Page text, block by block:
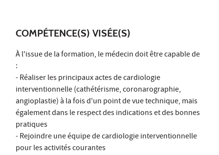
COMPÉTENCE(S) VISÉE(S)
À l'issue de la formation, le médecin doit être capable de
:
- Réaliser les principaux actes de cardiologie
interventionnelle (cathétérisme, coronarographie,
angioplastie) à la fois d'un point de vue technique, mais
également dans le respect des indications et des bonnes
pratiques
- Rejoindre une équipe de cardiologie interventionnelle
pour les activités courantes